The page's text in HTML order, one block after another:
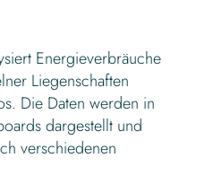
Energieverbräuche
Liegenschaften
Die Daten werden in
dargestellt und
verschiedenen